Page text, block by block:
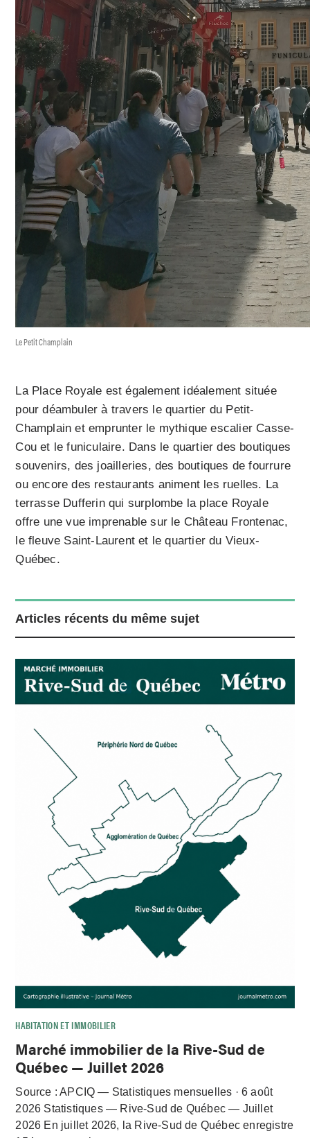
Le Petit Champlain
La Place Royale est également idéalement située
pour déambuler à travers le quartier du Petit-
Champlain et emprunter le mythique escalier Casse-
Cou et le funiculaire. Dans le quartier des boutiques
souvenirs, des joailleries, des boutiques de fourrure
ou encore des restaurants animent les ruelles. La
terrasse Dufferin qui surplombe la place Royale
offre une vue imprenable sur le Château Frontenac,
le fleuve Saint-Laurent et le quartier du Vieux-
Québec.
Articles récents du même sujet
HABITATION ET IMMOBILIER
Marché immobilier de la Rive-Sud de
Québec — Juillet 2026
Source : APCIQ — Statistiques mensuelles · 6 août
2026 Statistiques — Rive-Sud de Québec — Juillet
2026 En juillet 2026, la Rive-Sud de Québec enregistre